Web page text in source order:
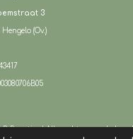
3
(Ov.)